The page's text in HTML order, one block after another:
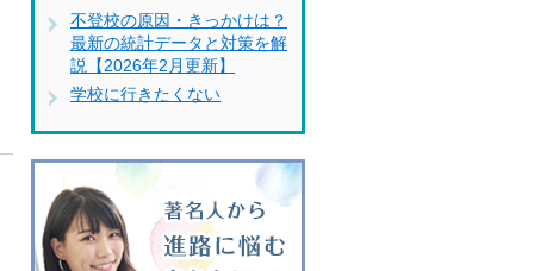
不登校の原因・きっかけは？
最新の統計データと対策を解
説【2026年2月更新】
学校に行きたくない